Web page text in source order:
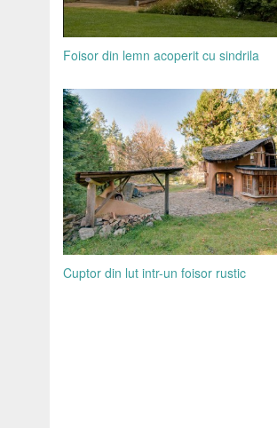
Foisor din lemn acoperit cu sindrila
Cuptor din lut intr-un foisor rustic